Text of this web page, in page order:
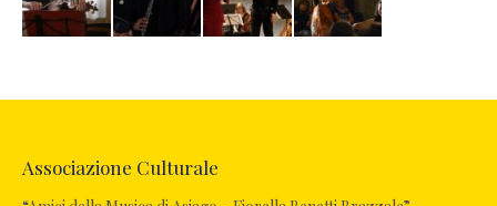
Associazione Culturale